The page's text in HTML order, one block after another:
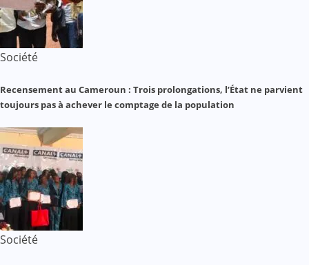
Société
Recensement au Cameroun : Trois prolongations, l’État ne parvient
toujours pas à achever le comptage de la population
Société